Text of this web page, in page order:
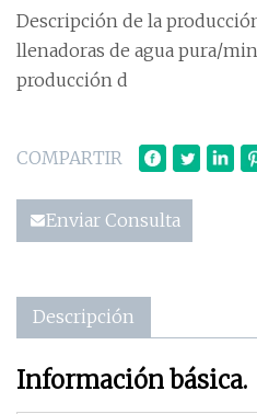
Descripción de la
llenadoras de agua pura/
producción d
COMPARTIR
Enviar Consulta
Descripción
Información básica.